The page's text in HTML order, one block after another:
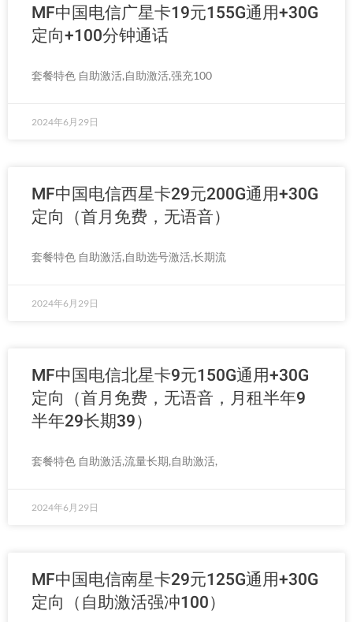
MF中国电信广星卡19元155G通用+30G
定向+100分钟通话
套餐特色 自助激活,自助激活,强充100
2024年6月29日
MF中国电信西星卡29元200G通用+30G
定向（首月免费，无语音）
套餐特色 自助激活,自助选号激活,长期流
2024年6月29日
MF中国电信北星卡9元150G通用+30G
定向（首月免费，无语音，月租半年9
半年29长期39）
套餐特色 自助激活,流量长期,自助激活,
2024年6月29日
MF中国电信南星卡29元125G通用+30G
定向（自助激活强冲100）